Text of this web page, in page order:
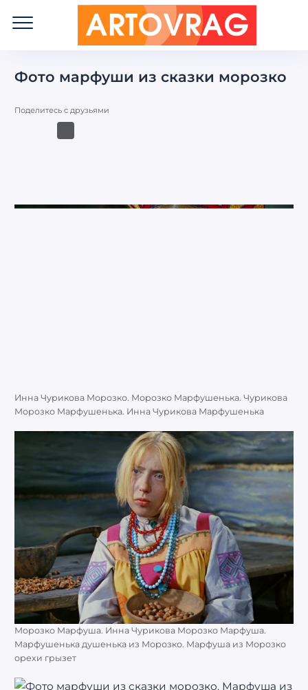
OVRAG
Фото марфуши из сказки морозко
Поделитесь с друзьями
Инна Чурикова Морозко. Морозко Марфушенька. Чурикова
Морозко Марфушенька. Инна Чурикова Марфушенька
Морозко Марфуша. Инна Чурикова Морозко Марфуша.
Марфушенька душенька из Морозко. Марфуша из Морозко
орехи грызет